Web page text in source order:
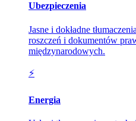
Ubezpieczenia
Jasne i dokładne
roszczeń i dokumentów
międzynarodowych.
⚡
Energia